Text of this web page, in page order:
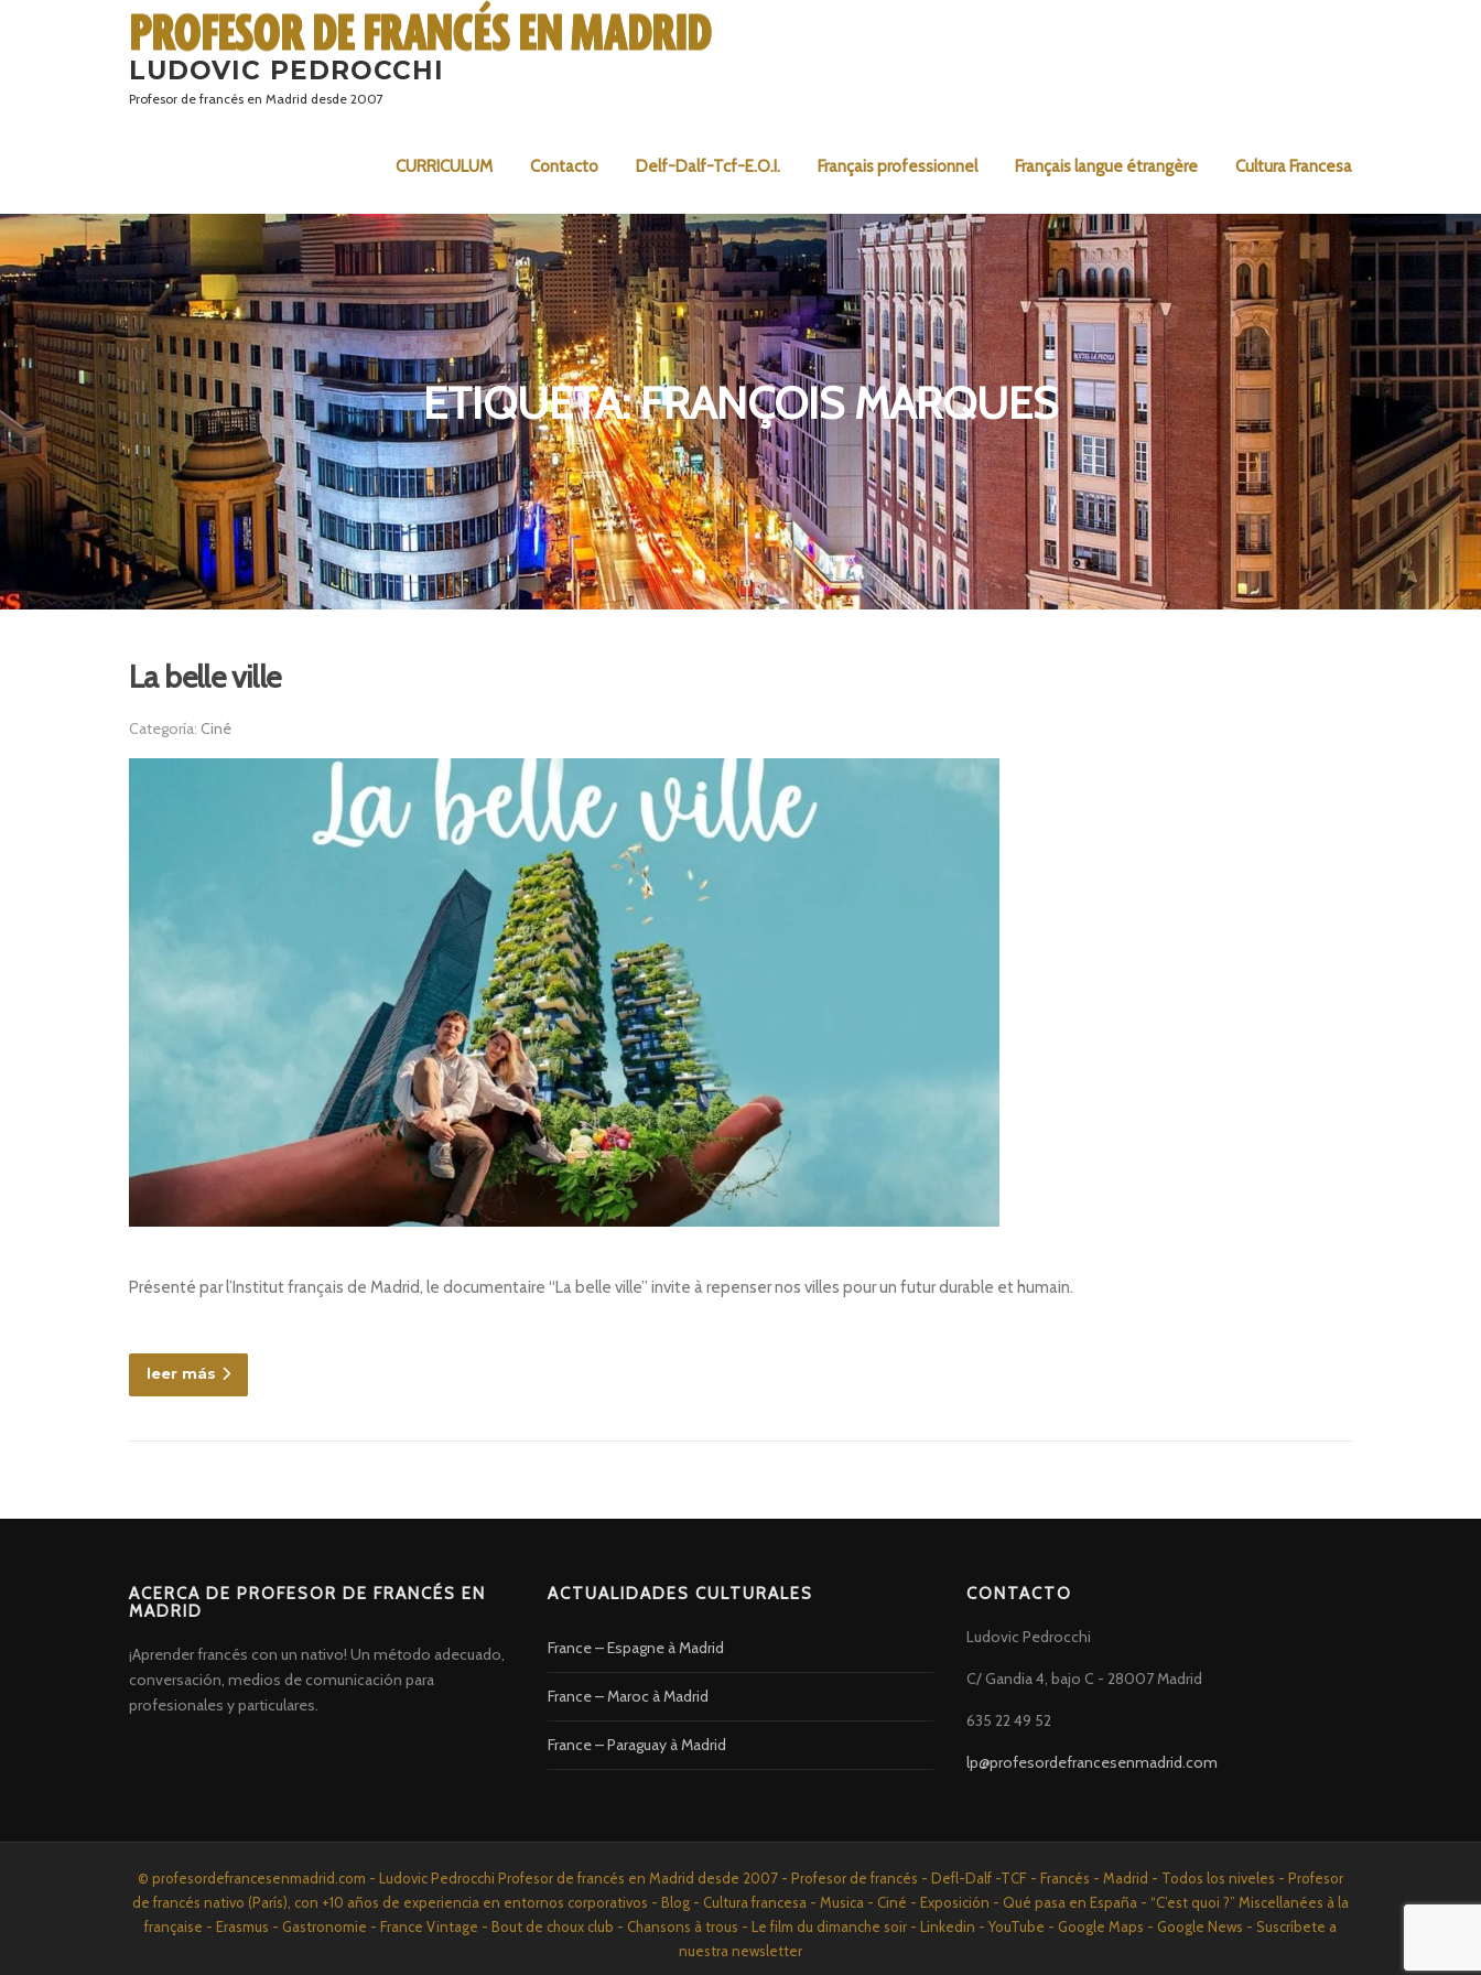
LUDOVIC PEDROCCHI
Profesor de francés en Madrid desde 2007
CURRICULUM Contacto Delf-Dalf-Tcf-E.O.I. Français professionnel Français langue étrangère Cultura Francesa
ETIQUETA:FRANÇOIS MARQUES
La belle ville
Categoría: Ciné
Présenté par l’Institut français de Madrid, le documentaire “La belle ville” invite à repenser nos villes pour un futur durable et humain.
leer más
ACERCA DE PROFESOR DE FRANCÉS EN
MADRID
¡Aprender francés con un nativo! Un método adecuado,
conversación, medios de comunicación para
profesionales y particulares.
ACTUALIDADES CULTURALES
France – Espagne à Madrid
France – Maroc à Madrid
France – Paraguay à Madrid
CONTACTO
Ludovic Pedrocchi
C/ Gandia 4, bajo C - 28007 Madrid
635 22 49 52
lp@profesordefrancesenmadrid.com
© profesordefrancesenmadrid.com - Ludovic Pedrocchi Profesor de francés en Madrid desde 2007 - Profesor de francés - Defl-Dalf -TCF - Francés - Madrid - Todos los niveles - Profesor
de francés nativo (París), con +10 años de experiencia en entornos corporativos - Blog - Cultura francesa - Musica - Ciné - Exposición - Qué pasa en España - “C’est quoi ?” Miscellanées à la
française - Erasmus - Gastronomie - France Vintage - Bout de choux club - Chansons à trous - Le film du dimanche soir - Linkedin - YouTube - Google Maps - Google News - Suscríbete a
nuestra newsletter
Screenr
parallax
theme